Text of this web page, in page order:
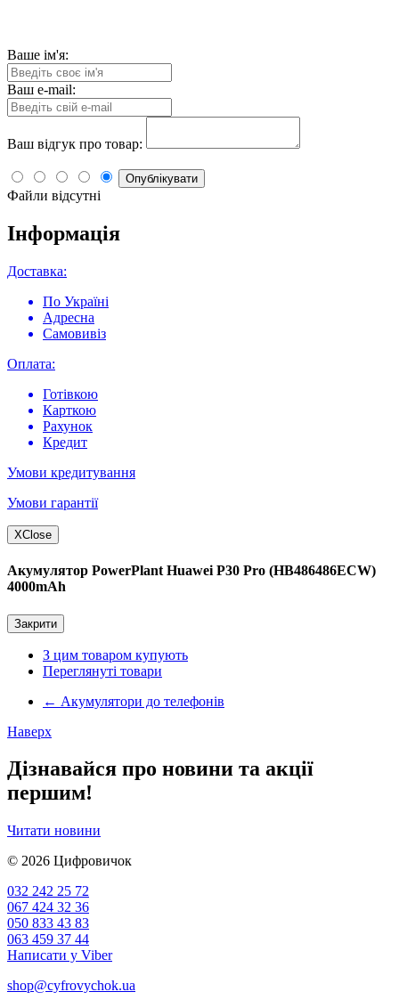
Ваше ім'я:
Ваш e-mail:
Ваш відгук про товар:
Опублікувати
Файли відсутні
Інформація
Доставка:
По Україні
Адресна
Самовивіз
Оплата:
Готівкою
Карткою
Рахунок
Кредит
Умови кредитування
Умови гарантії
XClose
Акумулятор PowerPlant Huawei P30 Pro (HB486486ECW)
4000mAh
Закрити
З цим товаром купують
Переглянуті товари
← Акумулятори до телефонів
Наверх
Дізнавайся про новини та акції
першим!
Читати новини
© 2026 Цифровичок
032 242 25 72
067 424 32 36
050 833 43 83
063 459 37 44
Написати у Viber
shop@cyfrovychok.ua